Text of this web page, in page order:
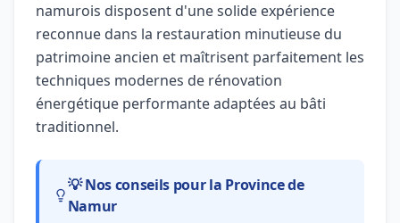
namurois disposent d'une solide expérience
reconnue dans la restauration minutieuse du
patrimoine ancien et maîtrisent parfaitement les
techniques modernes de rénovation
énergétique performante adaptées au bâti
traditionnel.
💡 Nos conseils pour la Province de
Namur